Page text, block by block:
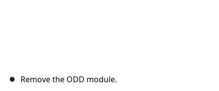
Remove the ODD module.